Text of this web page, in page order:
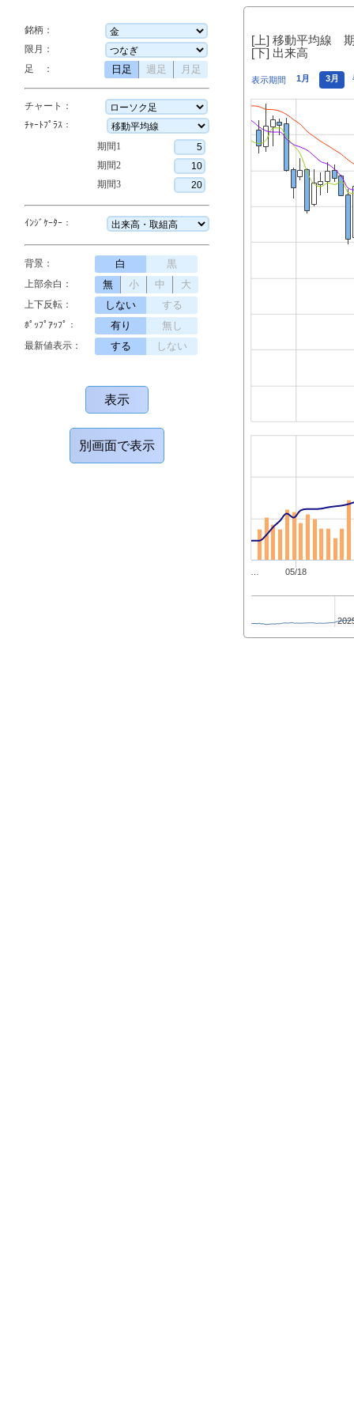
銘柄：
限月：
足 ：
日足 週足 月足
チャート：
ﾁｬｰﾄﾌﾟﾗｽ：
期間1
期間2
期間3
ｲﾝｼﾞｹｰﾀｰ：
背景： 白 黒
上部余白： 無 小 中 大
上下反転： しない する
ﾎﾟｯﾌﾟｱｯﾌﾟ： 有り 無し
最新値表示： する しない
表示期間 1月 3月
05/18
[上] 移動平均線
[下] 出来高